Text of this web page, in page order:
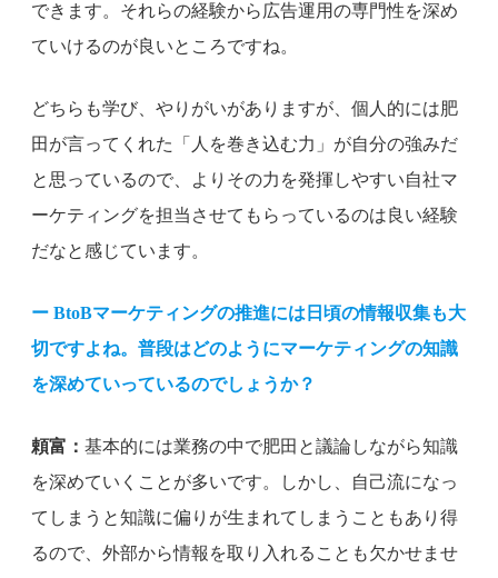
できます。それらの経験から広告運用の専門性を深め
ていけるのが良いところですね。
どちらも学び、やりがいがありますが、個人的には肥
田が言ってくれた「人を巻き込む力」が自分の強みだ
と思っているので、よりその力を発揮しやすい自社マ
ーケティングを担当させてもらっているのは良い経験
だなと感じています。
ー BtoBマーケティングの推進には日頃の情報収集も大
切ですよね。普段はどのようにマーケティングの知識
を深めていっているのでしょうか？
頼富： 基本的には業務の中で肥田と議論しながら知識
を深めていくことが多いです。しかし、自己流になっ
てしまうと知識に偏りが生まれてしまうこともあり得
るので、外部から情報を取り入れることも欠かせませ